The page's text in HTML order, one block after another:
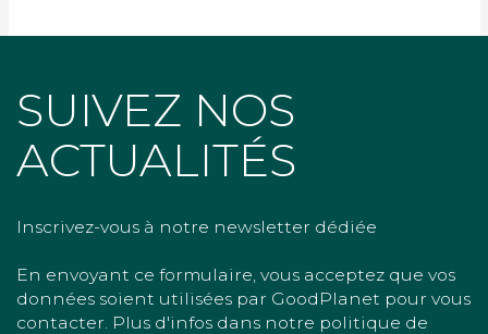
SUIVEZ NOS
ACTUALITÉS
Inscrivez-vous à notre newsletter dédiée
En envoyant ce formulaire, vous acceptez que vos
données soient utilisées par GoodPlanet pour vous
contacter. Plus d'infos dans notre politique de